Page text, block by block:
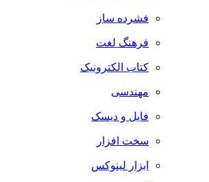
فشرده ساز
فرهنگ لغت
کتاب الکترونیک
مهندسی
فایل و دیسک
سخت افزار
ابزار لینوکس